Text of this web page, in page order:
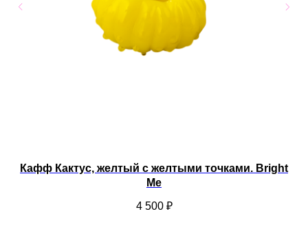
Кафф Кактус, желтый с желтыми точками. Bright
Me
4 500 ₽